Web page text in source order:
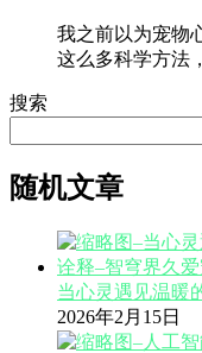
我之前以为宠物
这么多科学方法
搜索
随机文章
当心灵遇见温暖
2026年2月15日